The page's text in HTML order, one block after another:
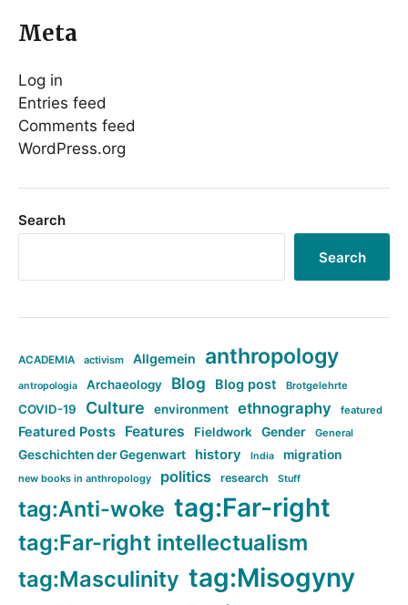
Meta
Log in
Entries feed
Comments feed
WordPress.org
Search
Search
ACADEMIA activism Allgemein anthropology
antropologia Archaeology Blog Blog post Brotgelehrte
COVID-19 Culture environment ethnography featured
Featured Posts Features Fieldwork Gender General
Geschichten der Gegenwart history India migration
new books in anthropology politics research Stuff
tag:Anti-woke tag:Far-right
tag:Far-right intellectualism
tag:Masculinity tag:Misogyny